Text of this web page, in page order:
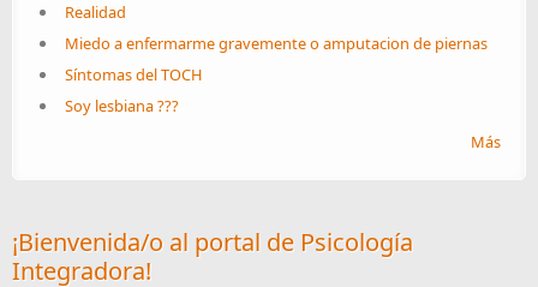
Realidad
Miedo a enfermarme gravemente o amputacion de piernas
Síntomas del TOCH
Soy lesbiana ???
Más
¡Bienvenida/o al portal de Psicología
Integradora!